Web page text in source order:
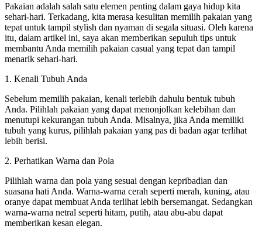
Pakaian adalah salah satu elemen penting dalam gaya hidup kita
sehari-hari. Terkadang, kita merasa kesulitan memilih pakaian yang
tepat untuk tampil stylish dan nyaman di segala situasi. Oleh karena
itu, dalam artikel ini, saya akan memberikan sepuluh tips untuk
membantu Anda memilih pakaian casual yang tepat dan tampil
menarik sehari-hari.
1. Kenali Tubuh Anda
Sebelum memilih pakaian, kenali terlebih dahulu bentuk tubuh
Anda. Pilihlah pakaian yang dapat menonjolkan kelebihan dan
menutupi kekurangan tubuh Anda. Misalnya, jika Anda memiliki
tubuh yang kurus, pilihlah pakaian yang pas di badan agar terlihat
lebih berisi.
2. Perhatikan Warna dan Pola
Pilihlah warna dan pola yang sesuai dengan kepribadian dan
suasana hati Anda. Warna-warna cerah seperti merah, kuning, atau
oranye dapat membuat Anda terlihat lebih bersemangat. Sedangkan
warna-warna netral seperti hitam, putih, atau abu-abu dapat
memberikan kesan elegan.